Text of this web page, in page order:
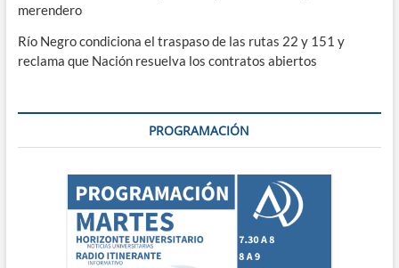
merendero
Río Negro condiciona el traspaso de las rutas 22 y 151 y
reclama que Nación resuelva los contratos abiertos
PROGRAMACIÓN